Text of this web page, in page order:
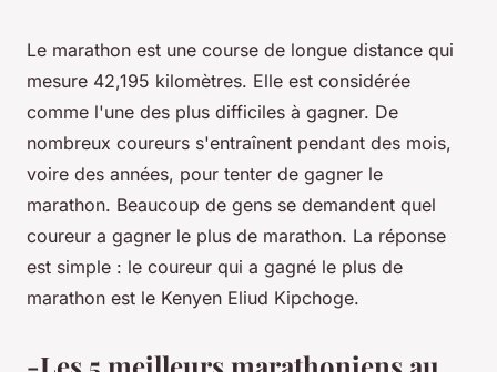
Le marathon est une course de longue distance qui
mesure 42,195 kilomètres. Elle est considérée
comme l'une des plus difficiles à gagner. De
nombreux coureurs s'entraînent pendant des mois,
voire des années, pour tenter de gagner le
marathon. Beaucoup de gens se demandent quel
coureur a gagner le plus de marathon. La réponse
est simple : le coureur qui a gagné le plus de
marathon est le Kenyen Eliud Kipchoge.
-Les 5 meilleurs marathoniens au